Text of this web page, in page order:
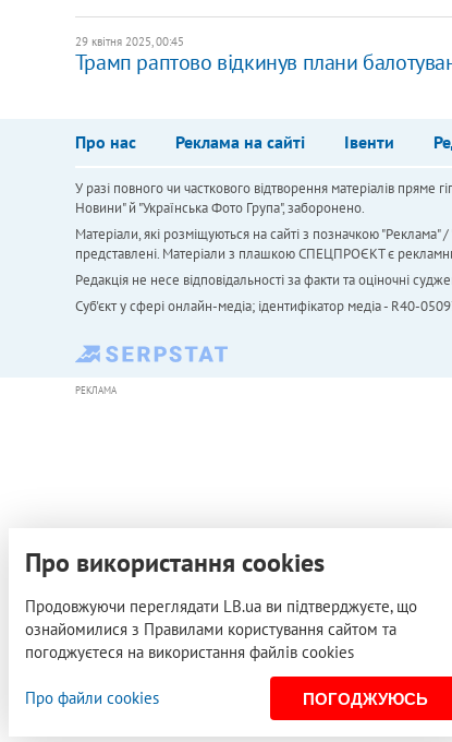
29 квітня 2025, 00:45
Трамп раптово відкинув плани
Про нас Реклама на сайті Івенти
У разі повного чи часткового відтворення матеріалів
Новини" й "Українська Фото Група", заборонено.
Матеріали, які розміщуються на сайті з позначкою
представлені. Матеріали з плашкою СПЕЦПРОЄКТ є
Редакція не несе відповідальності за факти та оціночні
Cуб'єкт у сфері онлайн-медіа; ідентифікатор медіа - R40-
РЕКЛАМА
Про використання cookies
Продовжуючи переглядати LB.ua ви підтверджуєте, що
ознайомилися з Правилами користування сайтом та
погоджуєтеся на використання файлів cookies
Про файли cookies ПОГОДЖУЮСЬ